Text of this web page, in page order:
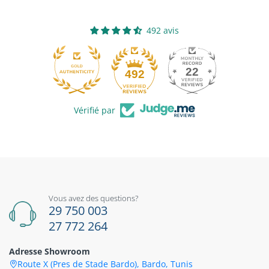
492 avis
492 22
Vérifié par
Vous avez des questions?
29 750 003
27 772 264
Adresse Showroom
Route X (Pres de Stade Bardo), Bardo, Tunis